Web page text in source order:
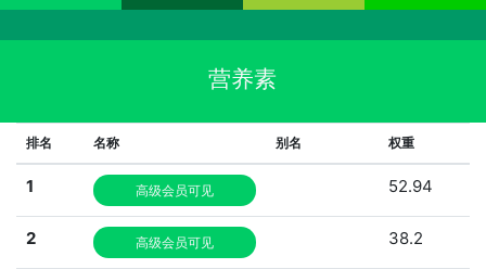
营养素
排名 名称 别名 权重
1 高级会员可见 52.94
2 高级会员可见 38.2